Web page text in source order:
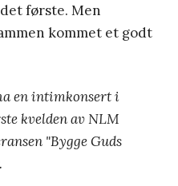
første. Men
kommet et godt
en intimkonsert i
kvelden av NLM
"Bygge Guds